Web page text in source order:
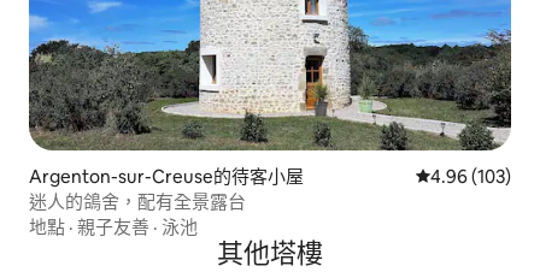
Argenton-sur-Creuse的待客小屋 從 103 則評價
4.96 (103)
迷人的鴿舍，配有全景露台
地點 · 親子友善 · 泳池
其他塔樓